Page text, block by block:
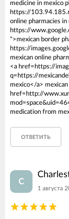
medicine in mexico
https://
online pharmacies
https://
">mexican border
https://
mexican online
<a href=https://
q=https://
mexico</a>
href=http://
medication from
ОТВЕТИТЬ
C
1 августа